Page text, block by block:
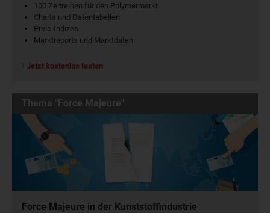
100 Zeitreihen für den Polymermarkt
Charts und Datentabellen
Preis-Indizes
Marktreports und Marktdaten
Jetzt kostenlos testen
Thema "Force Majeure"
Force Majeure in der Kunststoffindustrie